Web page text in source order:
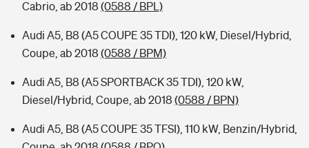
Cabrio, ab 2018 (0588 / BPL)
Audi A5, B8 (A5 COUPE 35 TDI), 120 kW, Diesel/Hybrid,
Coupe, ab 2018 (0588 / BPM)
Audi A5, B8 (A5 SPORTBACK 35 TDI), 120 kW,
Diesel/Hybrid, Coupe, ab 2018 (0588 / BPN)
Audi A5, B8 (A5 COUPE 35 TFSI), 110 kW, Benzin/Hybrid,